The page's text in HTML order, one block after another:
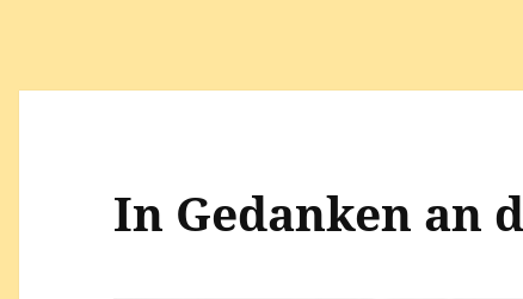
In Gedanken an